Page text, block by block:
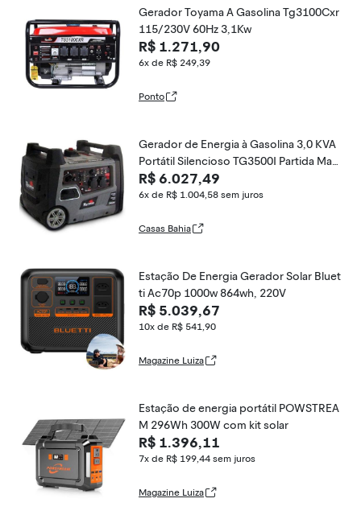
Gerador Toyama A Gasolina Tg3100Cxr
115/230V 60Hz 3,1Kw
R$ 1.271,90
6x de R$ 249,39
Ponto
Gerador de Energia à Gasolina 3,0 KVA
Portátil Silencioso TG3500I Partida Man
ual TOYAMA
R$ 6.027,49
6x de R$ 1.004,58 sem juros
Casas Bahia
Estação De Energia Gerador Solar Bluet
ti Ac70p 1000w 864wh, 220V
R$ 5.039,67
10x de R$ 541,90
Magazine Luiza
Estação de energia portátil POWSTREA
M 296Wh 300W com kit solar
R$ 1.396,11
7x de R$ 199,44 sem juros
Magazine Luiza